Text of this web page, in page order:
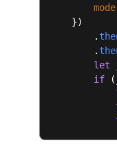
mode
    })
        .
        .
let
if